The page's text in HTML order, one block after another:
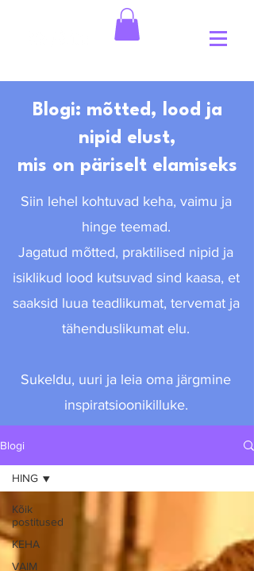
Blogi: mõtted, lood ja
nipid elust,
mis on päriselt elamiseks
Siin lehel kohtuvad keha, vaimu ja
hinge teemad.
Jagatud mõtted, praktilised nipid ja
isiklikud lood kutsuvad sind kaasa, et
saaksid luua teadlikumat, tervemat ja
tähenduslikumat elu.
Sukeldu, uuri ja leia oma järgmine
inspiratsioonikilluke.
Blogi
Kõik
postitused
KEHA
VAIM
HING